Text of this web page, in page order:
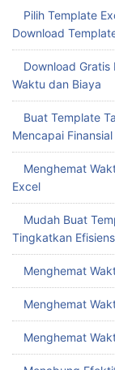
Pilih Template
Download
Download
Waktu dan Biaya
Buat Template
Mencapai
Menghemat
Excel
Mudah Buat
Tingkatkan
Menghemat
Menghemat
Menghemat